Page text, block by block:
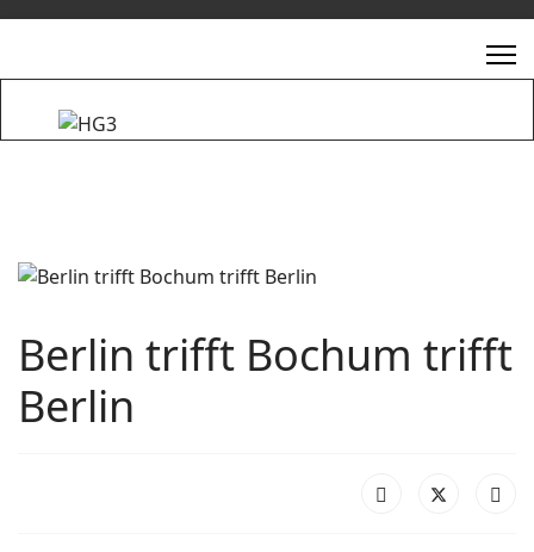
Berlin trifft Bochum trifft
Berlin